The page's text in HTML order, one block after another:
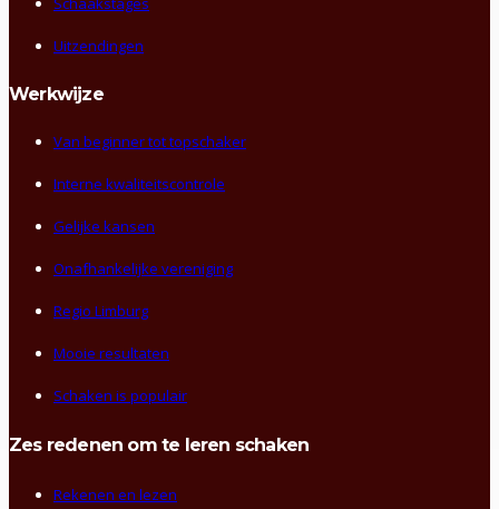
Uitzendingen
Werkwijze
Van beginner tot topschaker
Interne kwaliteitscontrole
Gelijke kansen
Onafhankelijke vereniging
Regio Limburg
Mooie resultaten
Schaken is populair
Zes redenen om te leren schaken
Rekenen en lezen